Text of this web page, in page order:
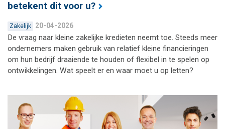
betekent dit voor u?
Zakelijk 20-04-2026
De vraag naar kleine zakelijke kredieten neemt toe. Steeds meer
ondernemers maken gebruik van relatief kleine financieringen
om hun bedrijf draaiende te houden of flexibel in te spelen op
ontwikkelingen. Wat speelt er en waar moet u op letten?